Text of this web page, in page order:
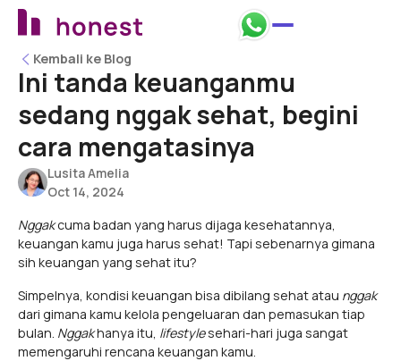
Kembali ke Blog
Kembali ke Blog
Ini tanda keuanganmu
sedang nggak sehat, begini
cara mengatasinya
Lusita Amelia
Oct 14, 2024
Nggakcuma badan yang harus dijaga kesehatannya,
keuangan kamu juga harus sehat! Tapi sebenarnya gimana
sih keuangan yang sehat itu?
Simpelnya, kondisi keuangan bisa dibilang sehat atau nggak
dari gimana kamu kelola pengeluaran dan pemasukan tiap
bulan. Nggakhanya itu, lifestylesehari-hari juga sangat
memengaruhi rencana keuangan kamu.